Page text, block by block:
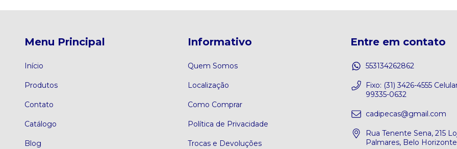
Menu Principal
Início
Produtos
Contato
Catálogo
Blog
Informativo
Quem Somos
Localização
Como Comprar
Política de Privacidade
Trocas e Devoluções
Entre em contato
553134262862
Fixo: (31) 3426-4555
99335-0632
cadipecas@gmail.com
Rua Tenente Sena, 215
Palmares, Belo